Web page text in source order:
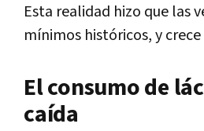
Esta realidad hizo que las
mínimos históricos, y
El consumo de
caída